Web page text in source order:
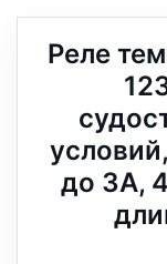
Реле
до 3А,